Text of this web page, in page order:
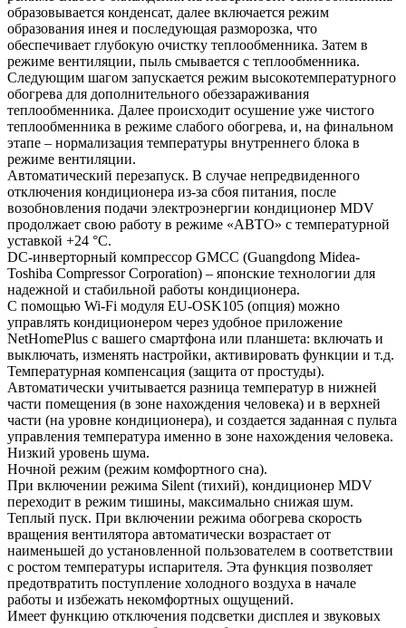
образовывается конденсат, далее включается режим
образования инея и последующая разморозка, что
обеспечивает глубокую очистку теплообменника. Затем в
режиме вентиляции, пыль смывается с теплообменника.
Следующим шагом запускается режим высокотемпературного
обогрева для дополнительного обеззараживания
теплообменника. Далее происходит осушение уже чистого
теплообменника в режиме слабого обогрева, и, на финальном
этапе – нормализация температуры внутреннего блока в
режиме вентиляции.
Автоматический перезапуск. В случае непредвиденного
отключения кондиционера из-за сбоя питания, после
возобновления подачи электроэнергии кондиционер MDV
продолжает свою работу в режиме «АВТО» с температурной
уставкой +24 °С.
DC-инверторный компрессор GMCC (Guangdong Midea-
Toshiba Compressor Corporation) – японские технологии для
надежной и стабильной работы кондиционера.
С помощью Wi-Fi модуля EU-OSK105 (опция) можно
управлять кондиционером через удобное приложение
NetHomePlus с вашего смартфона или планшета: включать и
выключать, изменять настройки, активировать функции и т.д.
Температурная компенсация (защита от простуды).
Автоматически учитывается разница температур в нижней
части помещения (в зоне нахождения человека) и в верхней
части (на уровне кондиционера), и создается заданная с пульта
управления температура именно в зоне нахождения человека.
Низкий уровень шума.
Ночной режим (режим комфортного сна).
При включении режима Silent (тихий), кондиционер MDV
переходит в режим тишины, максимально снижая шум.
Теплый пуск. При включении режима обогрева скорость
вращения вентилятора автоматически возрастает от
наименьшей до установленной пользователем в соответствии
с ростом температуры испарителя. Эта функция позволяет
предотвратить поступление холодного воздуха в начале
работы и избежать некомфортных ощущений.
Имеет функцию отключения подсветки дисплея и звуковых